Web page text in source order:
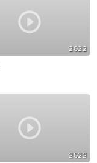
2022
2022